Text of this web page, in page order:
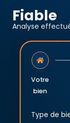
Fiable
Analyse
Votre
bien
Type de